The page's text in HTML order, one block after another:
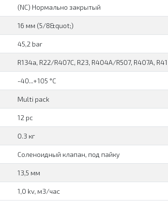
(NC) Нормально закрытый
16 мм (5/8&quot;)
45,2 bar
R134a, R22/R407C, R23, R404A/R507, R407A,
-40...+105 °C
Multi pack
12 pc
0.3 кг
Соленоидный клапан, под пайку
13,5 мм
1,0 kv, м3/час